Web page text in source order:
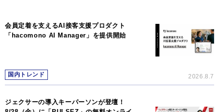
会員定着を支えるAI接客支援プロダクト
「hacomono AI Manager」を提供開始
国内トレンド 2026.8.7
ジェクサーの導入キーパーソンが登壇！